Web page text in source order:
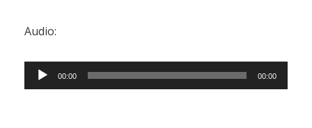
Audio:
Audio
Player
00:00 00:00